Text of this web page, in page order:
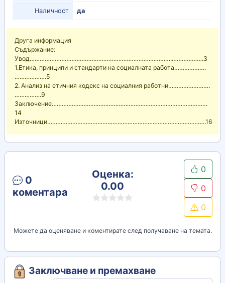
Наличност да
Друга информация
Съдържание:
Увод………………………………………………………………………….……………….3
1.Етика, принципи и стандарти на социалната работа……………….
……………….5
2. Анализ на етичния кодекс на социалния работни…………………….
…………….9
Заключение…………………………………………………………………………………
14
Източници…………………………………………………………………………………..16
0
коментара
Оценка:
0.00
0
0
0
Можете да оценяване и коментирате след получаване на темата.
Заключване и премахване